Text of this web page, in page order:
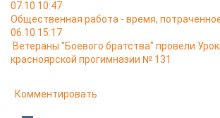
07.10 10:47
Общественная работа - время,
06.10 15:17
Ветераны "Боевого братства" провели
красноярской прогимназии № 131
Комментировать